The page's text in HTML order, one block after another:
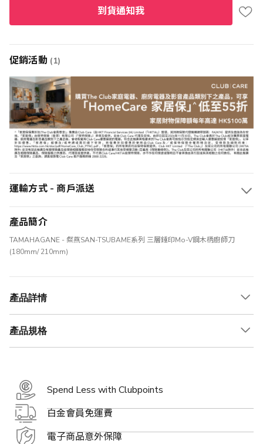
到貨通知我
促銷活動 (1)
運輸方式 - 商戶派送
產品簡介
TAMAHAGANE - 粲燕SAN-TSUBAME系列 三層錘印Mo-V鋼木柄廚師刀
(180mm/ 210mm)
產品詳情
產品規格
Spend Less with Clubpoints
白金會員免運費
電子商品意外保障